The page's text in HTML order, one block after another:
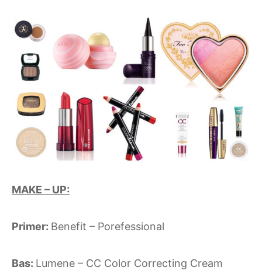
MAKE – UP:
Primer: Benefit – Porefessional
Bas: Lumene – CC Color Correcting Cream